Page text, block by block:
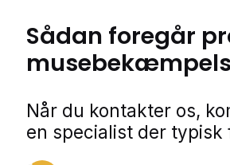
Sådan foregår
Når du kontakter os,
en specialist der